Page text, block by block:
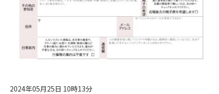
2024年05月25日 10時13分